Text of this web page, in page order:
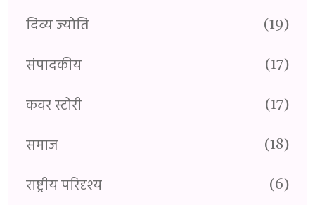
दिव्य ज्योति (19)
संपादकीय (17)
कवर स्टोरी (17)
समाज (18)
राष्ट्रीय परिदृश्य (6)